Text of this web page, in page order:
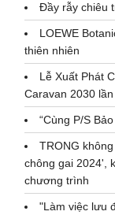
Đầy rẫy chiêu
LOEWE
thiên nhiên
Lễ Xuất Phát
Caravan 2030 lần
“Cùng P/S
TRONG
chông gai 2024',
chương trình
"Làm việc lưu